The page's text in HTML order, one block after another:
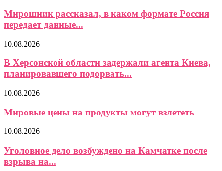
Мирошник рассказал, в каком формате Россия
передает данные...
10.08.2026
В Херсонской области задержали агента Киева,
планировавшего подорвать...
10.08.2026
Мировые цены на продукты могут взлететь
10.08.2026
Уголовное дело возбуждено на Камчатке после
взрыва на...